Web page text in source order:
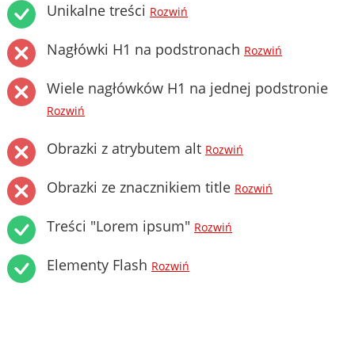
Unikalne treści Rozwiń
Nagłówki H1 na podstronach Rozwiń
Wiele nagłówków H1 na jednej podstronie
Rozwiń
Obrazki z atrybutem alt Rozwiń
Obrazki ze znacznikiem title Rozwiń
Treści "Lorem ipsum" Rozwiń
Elementy Flash Rozwiń